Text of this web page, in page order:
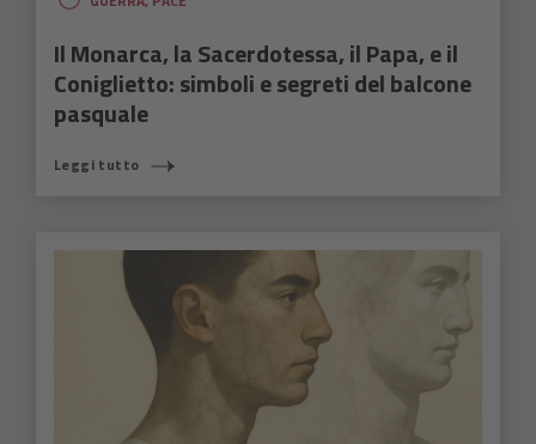
Il Monarca, la Sacerdotessa, il Papa, e il
Coniglietto: simboli e segreti del balcone
pasquale
Leggi tutto